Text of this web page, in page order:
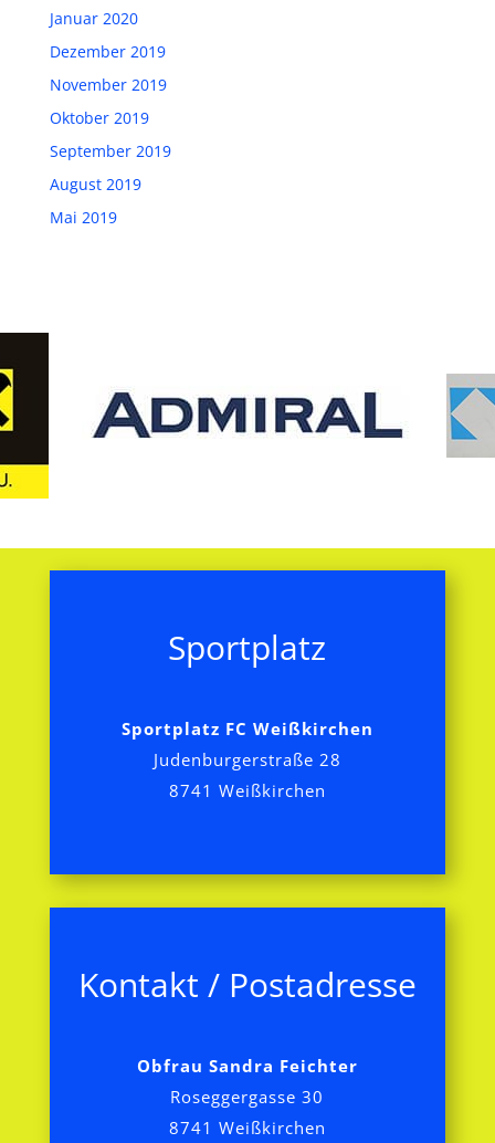
Januar 2020
Dezember 2019
November 2019
Oktober 2019
September 2019
August 2019
Mai 2019
Sportplatz
Sportplatz FC Weißkirchen
Judenburgerstraße 28
8741 Weißkirchen
Kontakt / Postadresse
Obfrau Sandra Feichter
Roseggergasse 30
8741 Weißkirchen